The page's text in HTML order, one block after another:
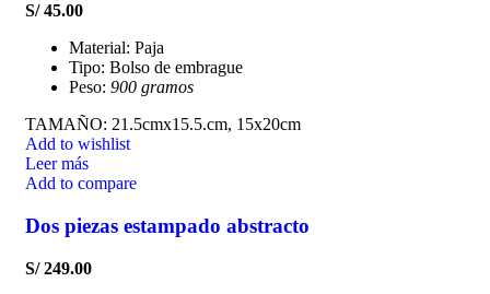
S/45.00
Material: Paja
Tipo: Bolso de embrague
Peso: 900 gramos
TAMAÑO: 21.5cmx15.5.cm, 15x20cm
Add to wishlist
Leer más
Add to compare
Dos piezas estampado abstracto
S/249.00